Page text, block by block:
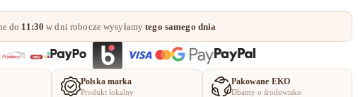
do 11:30 w dni robocze wysyłamytego samego dnia
Polska marka
Produkt lokalny
Pakowane EKO
Dbamy o środowisko